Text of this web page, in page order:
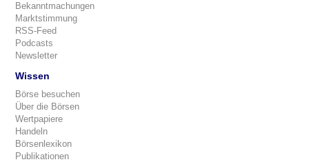
Bekanntmachungen
Marktstimmung
RSS-Feed
Podcasts
Newsletter
Wissen
Börse besuchen
Über die Börsen
Wertpapiere
Handeln
Börsenlexikon
Publikationen